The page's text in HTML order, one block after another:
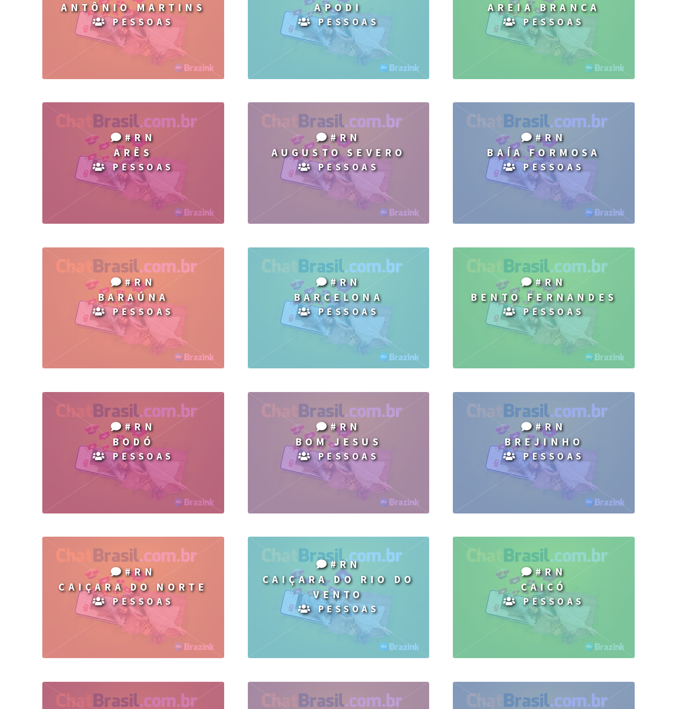
ANTÔNIO MARTINS
PESSOAS
APODI
PESSOAS
AREIA BRANCA
PESSOAS
#RN
ARÊS
PESSOAS
#RN
AUGUSTO SEVERO
PESSOAS
#RN
BAÍA FORMOSA
PESSOAS
#RN
BARAÚNA
PESSOAS
#RN
BARCELONA
PESSOAS
#RN
BENTO FERNANDES
PESSOAS
#RN
BODÓ
PESSOAS
#RN
BOM JESUS
PESSOAS
#RN
BREJINHO
PESSOAS
#RN
CAIÇARA DO NORTE
PESSOAS
#RN
CAIÇARA DO RIO DO
VENTO
PESSOAS
#RN
CAICÓ
PESSOAS